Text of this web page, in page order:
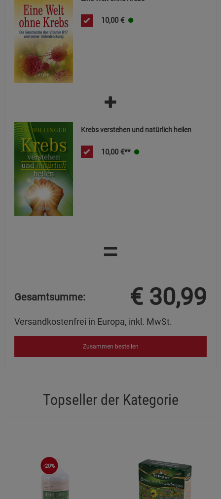
10,00 €
Krebs verstehen und natürlich heilen
10,00 €**
=
Gesamtsumme: € 30,99
Versandkostenfrei in Europa, inkl. MwSt.
Zusammen bestellen
Topseller der Kategorie
-20%
Statistik Cookies (2)
Beschreibung Statistik Cookies
Beschreibung Marketing Cookies